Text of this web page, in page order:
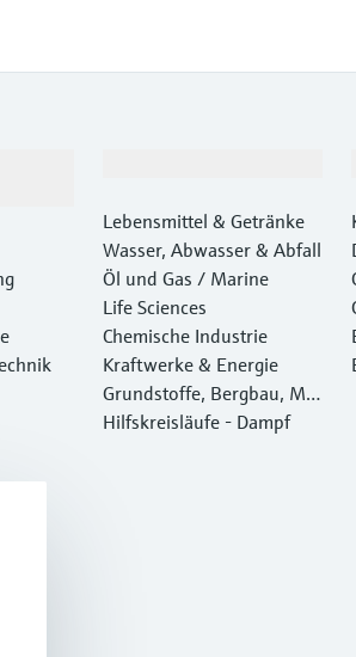
Lebensmittel & Getränke
Wasser, Abwasser & Abfall
Öl und Gas / Marine
Life Sciences
Chemische Industrie
Kraftwerke & Energie
Grundstoffe, Bergbau, Met
alle
Hilfskreisläufe - Dampf